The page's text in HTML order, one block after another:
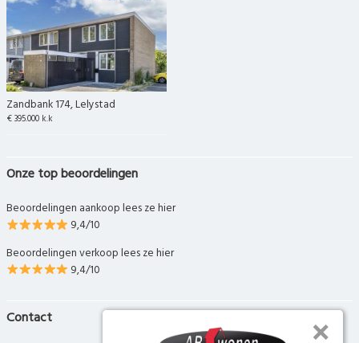
Zandbank 174, Lelystad
€ 395.000 k.k
Onze top beoordelingen
Beoordelingen aankoop lees ze hier
9,4/10
Beoordelingen verkoop lees ze hier
9,4/10
Contact